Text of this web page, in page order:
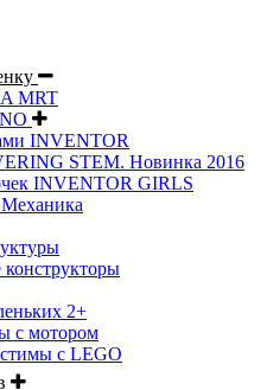
MRT
INVENTOR
STEM. Новинка 2016
INVENTOR GIRLS
конструкторы
2+
с мотором
с LEGO